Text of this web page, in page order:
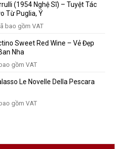
VNĐ.
(1954 Nghệ Sĩ) – Tuyệt Tác
Từ Puglia, Ý
VNĐ.
bao gồm VAT
Sweet Red Wine – Vẻ Đẹp
Nha
gồm VAT
Le Novelle Della Pescara
gồm VAT